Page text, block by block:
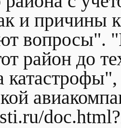
и причины
вопросы".
район до